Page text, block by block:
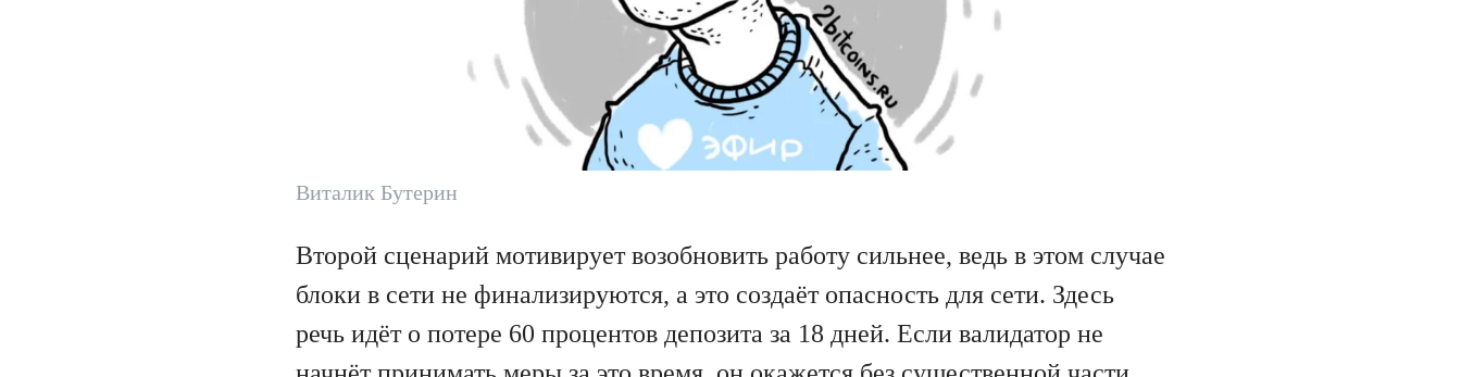
Виталик Бутерин
Второй сценарий мотивирует возобновить работу сильнее, ведь в этом случае
блоки в сети не финализируются, а это создаёт опасность для сети. Здесь
речь идёт о потере 60 процентов депозита за 18 дней. Если валидатор не